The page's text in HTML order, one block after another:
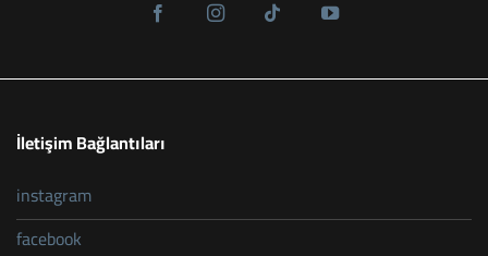
İletişim Bağlantıları
instagram
facebook